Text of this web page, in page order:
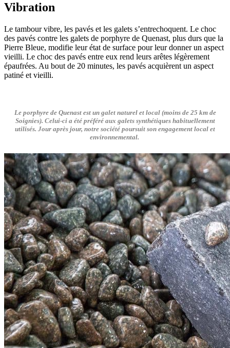
Vibration
Le tambour vibre, les pavés et les galets s’entrechoquent. Le choc
des pavés contre les galets de porphyre de Quenast, plus durs que la
Pierre Bleue, modifie leur état de surface pour leur donner un aspect
vieilli. Le choc des pavés entre eux rend leurs arêtes légèrement
épaufrées. Au bout de 20 minutes, les pavés acquièrent un aspect
patiné et vieilli.
Le porphyre de Quenast est un galet naturel et local (moins de 25 km de
Soignies). Celui-ci a été préféré aux galets synthétiques habituellement
utilisés. Jour après jour, notre société poursuit son engagement local et
environnemental.